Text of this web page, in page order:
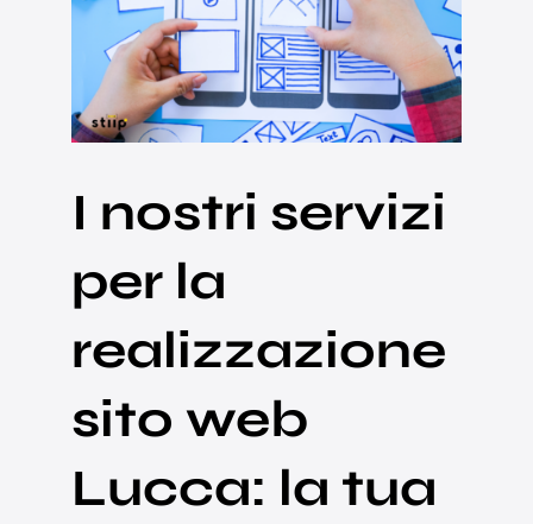
I nostri servizi
per la
realizzazione
sito web
Lucca: la tua